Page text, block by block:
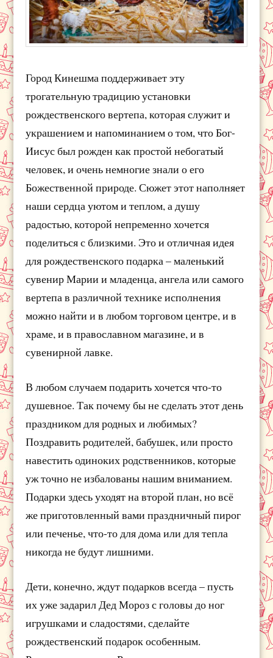
Город Кинешма поддерживает эту
трогательную традицию установки
рождественского вертепа, которая служит и
украшением и напоминанием о том, что Бог-
Иисус был рожден как простой небогатый
человек, и очень немногие знали о его
Божественной природе. Сюжет этот наполняет
наши сердца уютом и теплом, а душу
радостью, которой непременно хочется
поделиться с близкими. Это и отличная идея
для рождественского подарка – маленький
сувенир Марии и младенца, ангела или самого
вертепа в различной технике исполнения
можно найти и в любом торговом центре, и в
храме, и в православном магазине, и в
сувенирной лавке.
В любом случаем подарить хочется что-то
душевное. Так почему бы не сделать этот день
праздником для родных и любимых?
Поздравить родителей, бабушек, или просто
навестить одиноких родственников, которые
уж точно не избалованы нашим вниманием.
Подарки здесь уходят на второй план, но всё
же приготовленный вами праздничный пирог
или печенье, что-то для дома или для тепла
никогда не будут лишними.
Дети, конечно, ждут подарков всегда – пусть
их уже задарил Дед Мороз с головы до ног
игрушками и сладостями, сделайте
рождественский подарок особенным.